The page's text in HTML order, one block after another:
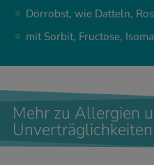
Dörrobst, wie Datteln,
mit Sorbit, Fructose,
Mehr zu Allergien
Unverträglichkeiten